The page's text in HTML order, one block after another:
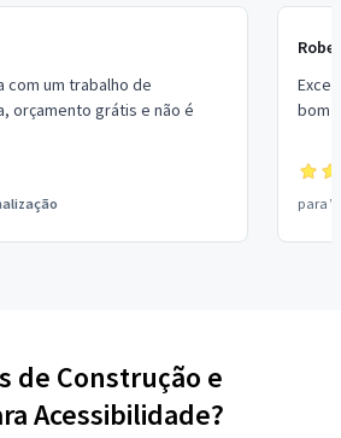
com um trabalho de
orçamento grátis e não é
bom
para
de Construção e
Acessibilidade?